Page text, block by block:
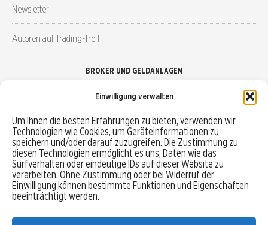
Einwilligung verwalten
Um Ihnen die besten Erfahrungen zu bieten, verwenden wir
Technologien wie Cookies, um Geräteinformationen zu
speichern und/oder darauf zuzugreifen. Die Zustimmung zu
diesen Technologien ermöglicht es uns, Daten wie das
Surfverhalten oder eindeutige IDs auf dieser Website zu
verarbeiten. Ohne Zustimmung oder bei Widerruf der
Einwilligung können bestimmte Funktionen und Eigenschaften
beeinträchtigt werden.
Newsletter
Autoren auf Trading-Treff
BROKER UND GELDANLAGEN
Robo-Advisor vergleichen
Depotvergleich
Festgeld vergleichen
Tagesgeld vergleichen